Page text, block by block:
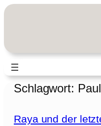
Zum
Schlagwort:
Raya und der